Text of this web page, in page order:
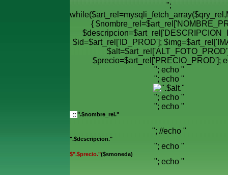
";
{
$id=$art_rel['ID_PROD'];
$precio=$art_rel['PRECIO_PROD'];
"; echo "
"; echo "
"; echo "
"; echo "
".$nombre_rel."
"; //echo "
".$descripcion."
"; echo "
$".$precio."($smoneda)
"; echo "